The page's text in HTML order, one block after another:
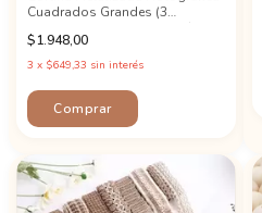
Cuadrados Grandes (3
unidades) - Color a Elección!
$1.948,00
3 x $649,33 sin interés
Comprar